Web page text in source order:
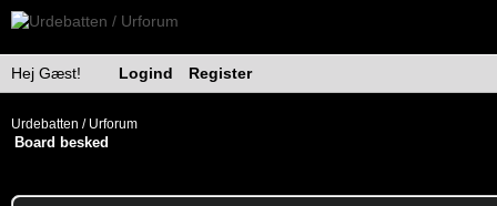
Hej Gæst! Logind Register
Urdebatten / Urforum
Board besked